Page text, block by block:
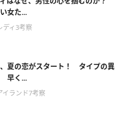
女た...
ディ3考察
夏の恋がスタート！ タイプの異
早く...
イランド7考察